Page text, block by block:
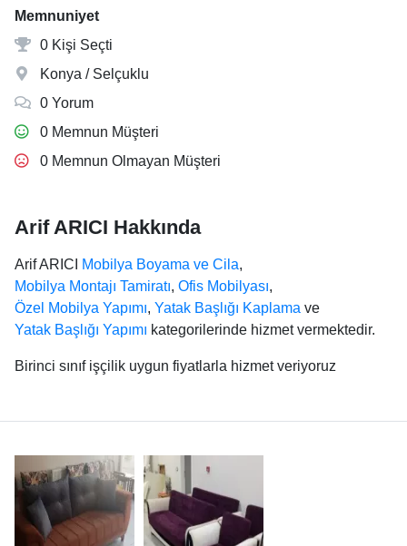
Memnuniyet
0 Kişi Seçti
Konya / Selçuklu
0 Yorum
0 Memnun Müşteri
0 Memnun Olmayan Müşteri
Arif ARICI Hakkında
Arif ARICI Mobilya Boyama ve Cila,
Mobilya Montajı Tamiratı, Ofis Mobilyası,
Özel Mobilya Yapımı, Yatak Başlığı Kaplama ve
Yatak Başlığı Yapımı kategorilerinde hizmet vermektedir.
Birinci sınıf işçilik uygun fiyatlarla hizmet veriyoruz